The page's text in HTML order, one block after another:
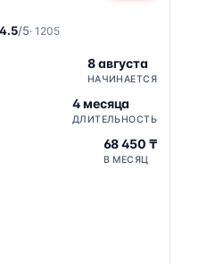
4.5/5· 1205
8 августа
НАЧИНАЕТСЯ
4 месяца
ДЛИТЕЛЬНОСТЬ
68 450 ₸
В МЕСЯЦ